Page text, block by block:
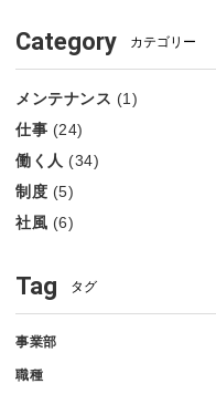
Category カテゴリー
メンテナンス (1)
仕事 (24)
働く人 (34)
制度 (5)
社風 (6)
Tag タグ
事業部
職種